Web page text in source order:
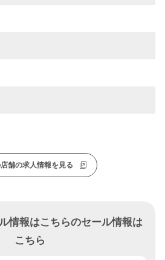
舗の求人情報を見る
情報はこちらのセール情報は
こちら